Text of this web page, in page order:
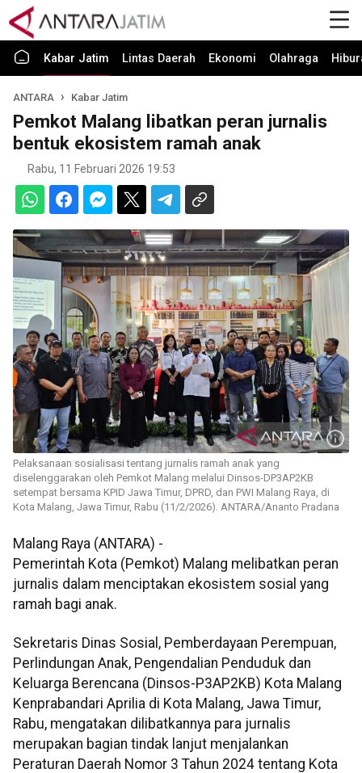
Kabar Jatim Lintas Daerah Ekonomi Olahraga
ANTARA Kabar Jatim
Pemkot Malang libatkan peran jurnalis
bentuk ekosistem ramah anak
Rabu, 11 Februari 2026 19:53
Pelaksanaan sosialisasi tentang jurnalis ramah anak yang
diselenggarakan oleh Pemkot Malang melalui Dinsos-DP3AP2KB
setempat bersama KPID Jawa Timur, DPRD, dan PWI Malang Raya, di
Kota Malang, Jawa Timur, Rabu (11/2/2026). ANTARA/Ananto Pradana
Malang Raya (ANTARA) -
Pemerintah Kota (Pemkot) Malang melibatkan peran
jurnalis dalam menciptakan ekosistem sosial yang
ramah bagi anak.
Sekretaris Dinas Sosial, Pemberdayaan Perempuan,
Perlindungan Anak, Pengendalian Penduduk dan
Keluarga Berencana (Dinsos-P3AP2KB) Kota Malang
Kenprabandari Aprilia di Kota Malang, Jawa Timur,
Rabu, mengatakan dilibatkannya para jurnalis
merupakan bagian tindak lanjut menjalankan
Peraturan Daerah Nomor 3 Tahun 2024 tentang Kota